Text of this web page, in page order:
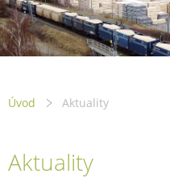
Úvod Aktuality
Aktuality